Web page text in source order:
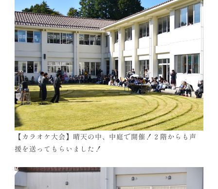
【カラオケ大会】晴天の中、中庭で開催！２階からも声
援を送ってもらいました！